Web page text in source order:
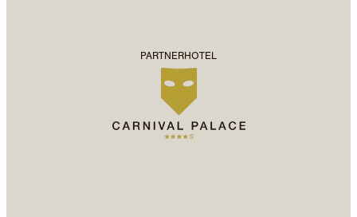
PARTNERHOTEL